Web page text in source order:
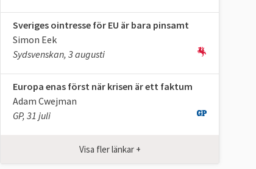
Sveriges ointresse för EU är bara pinsamt
Simon Eek
Sydsvenskan, 3 augusti
Europa enas först när krisen är ett faktum
Adam Cwejman
GP, 31 juli
Visa fler länkar +